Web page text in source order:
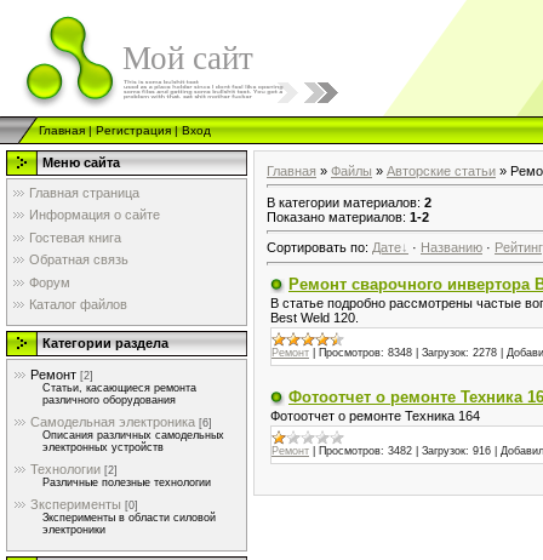
Мой сайт
Главная|Регистрация|Вход
Меню сайта
Главная страница
Информация о сайте
Гостевая книга
Обратная связь
Форум
Каталог файлов
Категории раздела
Ремонт [2]
Статьи, касающиеся ремонта
различного оборудования
Самодельная электроника [6]
Описания различных самодельных
электронных устройств
Технологии [2]
Различные полезные технологии
Зксперименты [0]
Зксперименты в области силовой
электроники
Главная » Файлы » Авторские статьи »
В категории материалов: 2
Показано материалов: 1-2
Сортировать по: Дате · Названию ·
Ремонт сварочного инвертора
В статье подробно рассмотрены частые
Best Weld 120.
Ремонт Просмотров: 8348 Загрузок: 2278
Фотоотчет о ремонте Техника
Фотоотчет о ремонте Техника 164
Ремонт Просмотров: 3482 Загрузок: 916